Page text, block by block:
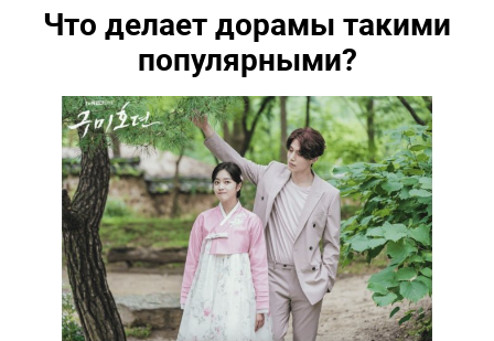
Что делает дорамы такими
популярными?